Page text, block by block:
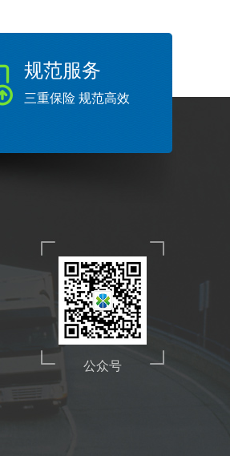
规范服务
三重保险 规范高效
公众号